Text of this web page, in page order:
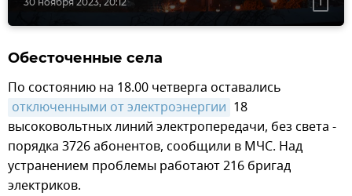
Обесточенные села
По состоянию на 18.00 четверга оставались
отключенными от электроэнергии 18
высоковольтных линий электропередачи, без света -
порядка 3726 абонентов, сообщили в МЧС. Над
устранением проблемы работают 216 бригад
электриков.